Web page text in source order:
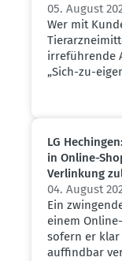
05. August
Wer mit
irreführende
„Sich-zu-
LG
in Online-
Verlinkung
04. August
Ein
einem
sofern er
auffindbar